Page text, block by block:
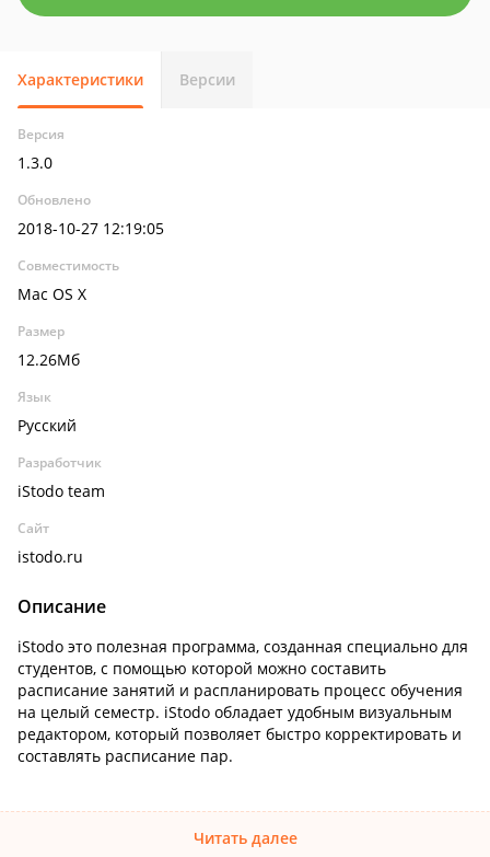
Характеристики Версии
Версия
1.3.0
Обновлено
2018-10-27 12:19:05
Совместимость
Mac OS X
Размер
12.26Мб
Язык
Русский
Разработчик
iStodo team
Сайт
istodo.ru
Описание
iStodo это полезная программа, созданная специально для
студентов, с помощью которой можно составить
расписание занятий и распланировать процесс обучения
на целый семестр. iStodo обладает удобным визуальным
редактором, который позволяет быстро корректировать и
составлять расписание пар.
Читать далее